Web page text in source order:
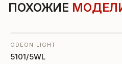
ПОХОЖИЕ
ODEON LIGHT
5101/5WL